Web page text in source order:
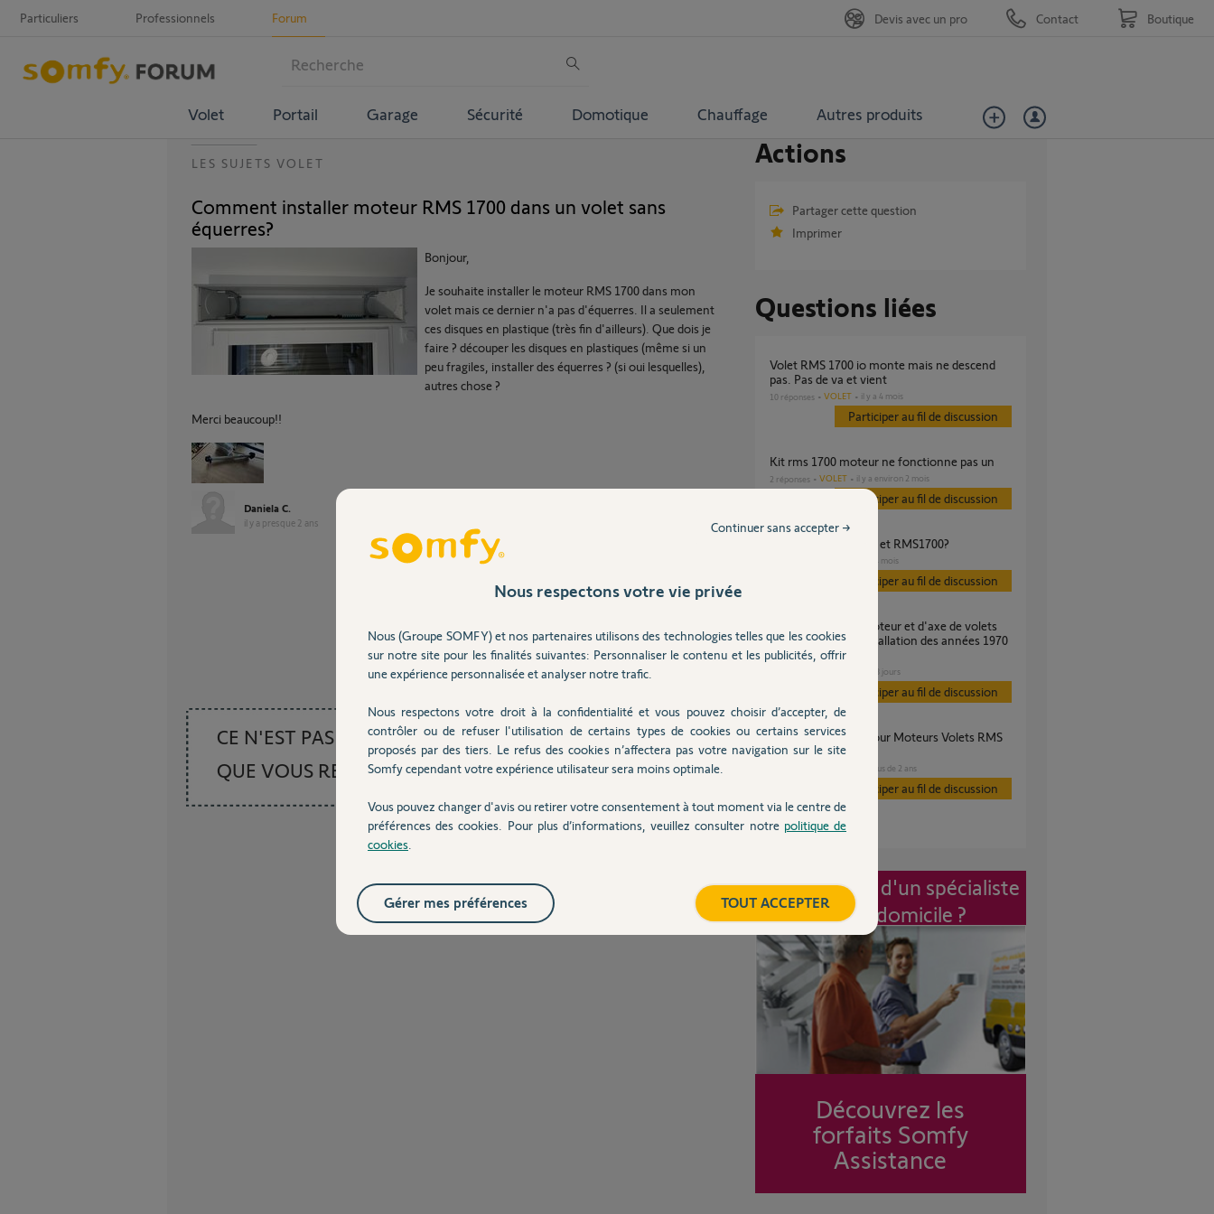
Particuliers Professionnels Forum
Volet Portail Garage Sécurité Domotique Chauffage Autres produits
Devis avec un pro Contact Boutique
LES SUJETS VOLET
Comment installer moteur RMS 1700 dans un volet sans
équerres?
Bonjour,
Je souhaite installer le moteur RMS 1700 dans mon
volet mais ce dernier n'a pas d'équerres. Il a seulement
ces disques en plastique (très fin d'ailleurs). Que dois je
faire ? découper les disques en plastiques (même si un
peu fragiles, installer des équerres ? (si oui lesquelles),
autres chose ?
Merci beaucoup!!
Daniela C.
il y a presque 2 ans
Aucune réponse
CE N'EST PAS CE
QUE VOUS RECHERCHEZ
Posez votre question
Actions
Partager cette question
Imprimer
Questions liées
Volet RMS 1700 io monte mais ne descend
pas. Pas de va et vient
10 réponses VOLET il y a 4 mois
Participer au fil de discussion
Kit rms 1700 moteur ne fonctionne pas un
2 réponses VOLET il y a environ 2 mois
Participer au fil de discussion
Coffre baie Gregoire et RMS1700?
il y a 4 mois
Participer au fil de discussion
roulants sur une installation des années 1970
?
il y a 18 jours
Participer au fil de discussion
Choix Disjoncteur pour Moteurs Volets RMS
1700 et RMS 2600
il y a plus de 2 ans
Participer au fil de discussion
Intervention d'un spécialiste
à mon domicile ?
Découvrez les
forfaits Somfy
Assistance
Nous respectons votre vie privée
Nous (Groupe SOMFY) et nos partenaires utilisons des technologies telles que les cookies
sur notre site pour les finalités suivantes: Personnaliser le contenu et les publicités, offrir
une expérience personnalisée et analyser notre trafic.
Nous respectons votre droit à la confidentialité et vous pouvez choisir d’accepter, de
contrôler ou de refuser l'utilisation de certains types de cookies ou certains services
proposés par des tiers. Le refus des cookies n’affectera pas votre navigation sur le site
Somfy cependant votre expérience utilisateur sera moins optimale.
Vous pouvez changer d'avis ou retirer votre consentement à tout moment via le centre de
préférences des cookies. Pour plus d’informations, veuillez consulter notre politique de
cookies
Continuer sans accepter →
TOUT ACCEPTER
Gérer mes préférences